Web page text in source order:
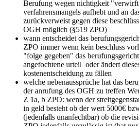
Berufung wegen nichtigkeit
verfahrensmangels aufhebt und an
zurückverweist gegen diese
OGH möglich (§519 ZPO)
wann entscheidet das
ZPO immer wenn kein beschluss
"folge gegeben" das
angefochtene urteil oder ändert
kostenentscheidung zu fällen
welche nebenaussprüche hat das
der anrufung des OGH zu treffen
Z 1a, b ZPO: wenn der
in geld besteht ob der wert 5000€
(jedenfalls unanfechtbar) ob die